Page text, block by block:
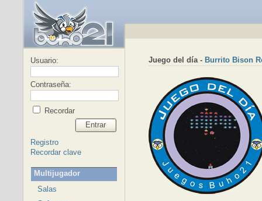
Usuario:
Contraseña:
Recordar
Entrar
Registro
Recordar clave
Multijugador
Salas
Juego del día - Burrito Bison